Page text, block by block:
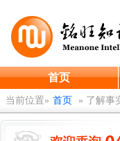
首页
当前位置» 首页 » 了解事